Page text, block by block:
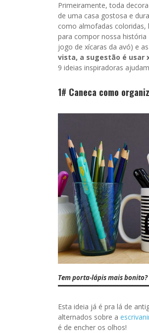
Primeiramente, toda
de uma casa gostosa e
como almofadas
para compor nossa
jogo de xícaras da avó) e
vista, a sugestão é usar
9 ideias inspiradoras
1# Caneca como
Tem porta-lápis mais bonito?
Esta ideia já é pra lá de
alternados sobre a
é de encher os olhos!